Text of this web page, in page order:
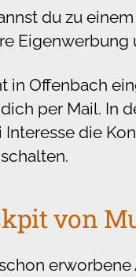
du zu
Eigenwerbung
in Offenbach
per Mail. In
die
von
erworbene